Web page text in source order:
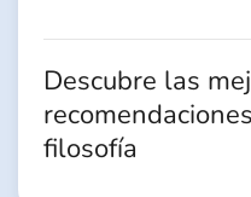
Descubre las
filosofía